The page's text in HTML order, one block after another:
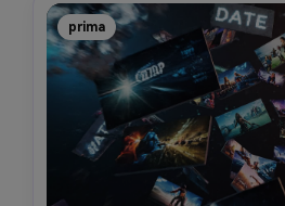
prima